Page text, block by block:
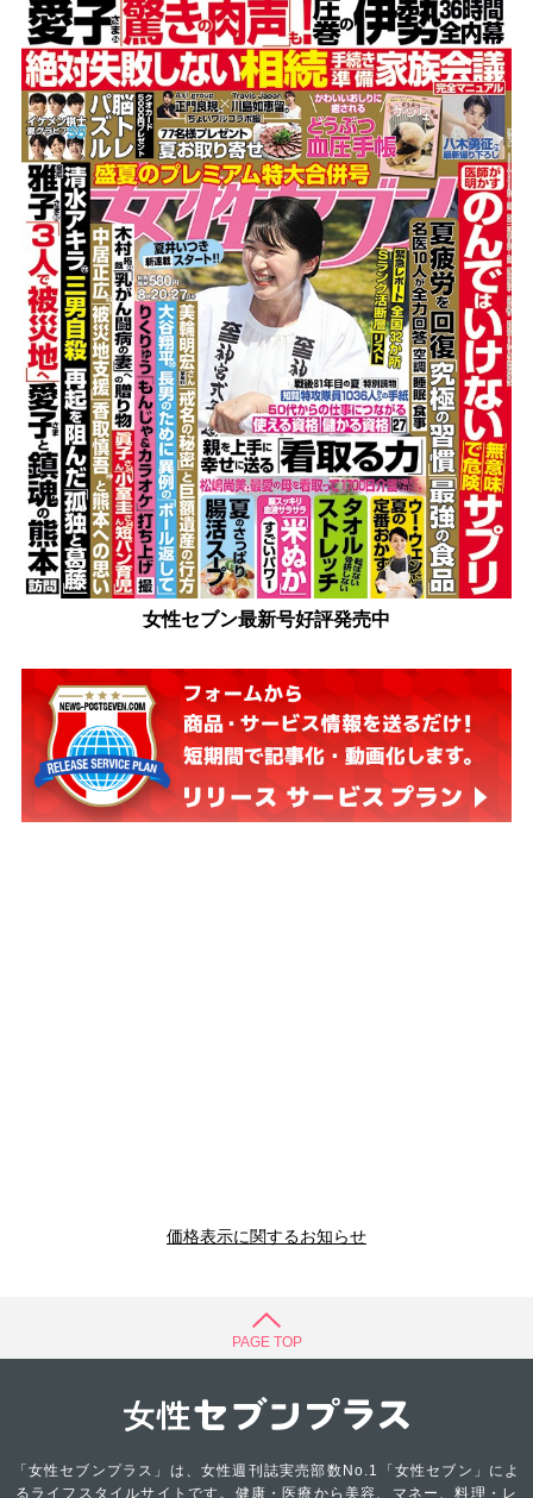
女性セブン最新号好評発売中
価格表示に関するお知らせ
PAGE TOP
「女性セブンプラス」は、女性週刊誌実売部数No.1「女性セブン」によ
るライフスタイルサイトです。健康・医療から美容、マネー、料理・レ